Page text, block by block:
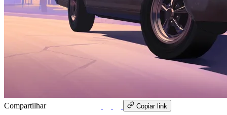
Compartilhar Copiar link